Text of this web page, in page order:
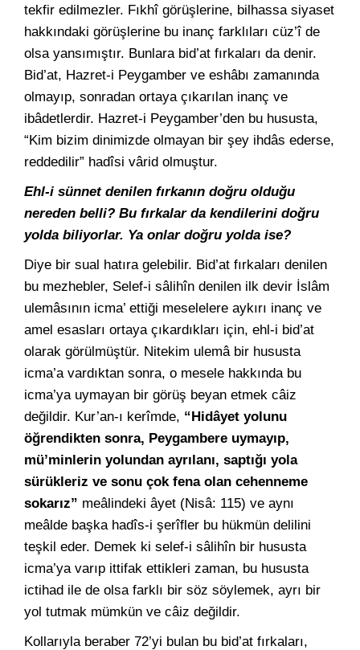
tekfir edilmezler. Fıkhî görüşlerine, bilhassa siyaset
hakkındaki görüşlerine bu inanç farklıları cüz’î de
olsa yansımıştır. Bunlara bid’at fırkaları da denir.
Bid’at, Hazret-i Peygamber ve eshâbı zamanında
olmayıp, sonradan ortaya çıkarılan inanç ve
ibâdetlerdir. Hazret-i Peygamber’den bu hususta,
“Kim bizim dinimizde olmayan bir şey ihdâs ederse,
reddedilir” hadîsi vârid olmuştur.
Ehl-i sünnet denilen fırkanın doğru olduğu
nereden belli? Bu fırkalar da kendilerini doğru
yolda biliyorlar. Ya onlar doğru yolda ise?
Diye bir sual hatıra gelebilir. Bid’at fırkaları denilen
bu mezhebler, Selef-i sâlihîn denilen ilk devir İslâm
ulemâsının icma’ ettiği meselelere aykırı inanç ve
amel esasları ortaya çıkardıkları için, ehl-i bid’at
olarak görülmüştür. Nitekim ulemâ bir hususta
icma’a vardıktan sonra, o mesele hakkında bu
icma’ya uymayan bir görüş beyan etmek câiz
değildir. Kur’an-ı kerîmde, “Hidâyet yolunu
öğrendikten sonra, Peygambere uymayıp,
mü’minlerin yolundan ayrılanı, saptığı yola
sürükleriz ve sonu çok fena olan cehenneme
sokarız” meâlindeki âyet (Nisâ: 115) ve aynı
meâlde başka hadîs-i şerîfler bu hükmün delilini
teşkil eder. Demek ki selef-i sâlihîn bir hususta
icma’ya varıp ittifak ettikleri zaman, bu hususta
ictihad ile de olsa farklı bir söz söylemek, ayrı bir
yol tutmak mümkün ve câiz değildir.
Kollarıyla beraber 72’yi bulan bu bid’at fırkaları,